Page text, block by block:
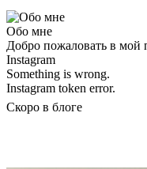
Обо мне
Добро пожаловать в мой
Instagram
Something is wrong.
Instagram token error.
Скоро в блоге